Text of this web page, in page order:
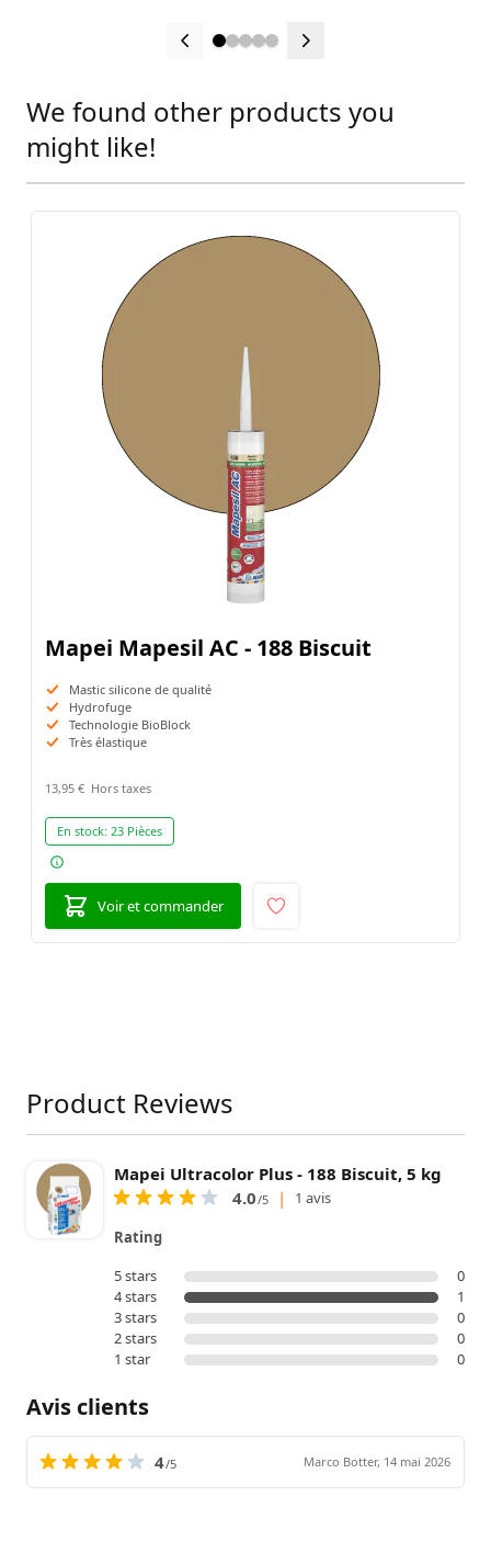
Press to skip carousel
We found other products you
might like!
Mapei Mapesil AC - 188 Biscuit
Mastic silicone de qualité
Hydrofuge
Technologie BioBlock
Très élastique
13,95 €
En stock: 23 Pièces
Voir et commander
Product Reviews
Mapei Ultracolor Plus - 188 Biscuit, 5 kg
4.0/5 | 1 avis
Rating
5 stars
0
4 stars
1
3 stars
0
2 stars
0
1 star
0
Avis clients
4/5 Marco Botter, 14 mai 2026